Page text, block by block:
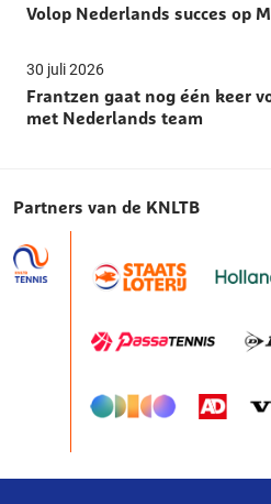
Volop Nederlands succes op
30 juli 2026
Frantzen gaat nog één keer
met Nederlands team
Partners van de KNLTB